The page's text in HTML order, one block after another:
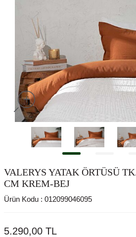
VALERYS YATAK ÖRTÜSÜ
CM KREM-BEJ
Ürün Kodu : 012099046095
5.290,00 TL